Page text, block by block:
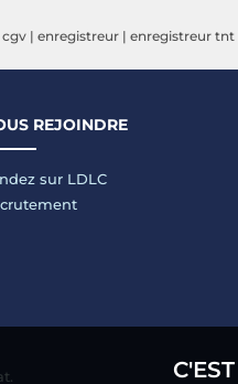
cgv | enregistreur | enregistreur tnt
REJOINDRE
sur LDLC